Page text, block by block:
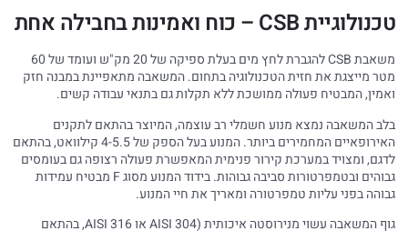
טכנולוגיית CSB – כוח ואמינות בחבילה אחת
משאבת CSB להגברת לחץ מים בעלת ספיקה של 20 מק"ש ועומד של 60
מטר מייצגת את חזית הטכנולוגיה בתחום. המשאבה מתאפיינת במבנה חזק
ואמין, המבטיח פעולה ממושכת ללא תקלות גם בתנאי עבודה קשים.
בלב המשאבה נמצא מנוע חשמלי רב עוצמה, המיוצר בהתאם לתקנים
האירופאיים המחמירים ביותר. המנוע בעל הספק של 4-5.5 קילוואט, בהתאם
לדגם, ומצויד במערכת קירור פנימית המאפשרת פעולה רצופה גם בעומסים
גבוהים ובטמפרטורות סביבה גבוהות. בידוד המנוע מסוג F מבטיח עמידות
גבוהה בפני עליות טמפרטורה ומאריך את חיי המנוע.
גוף המשאבה עשוי מנירוסטה איכותית (AISI 304 או AISI 316, בהתאם